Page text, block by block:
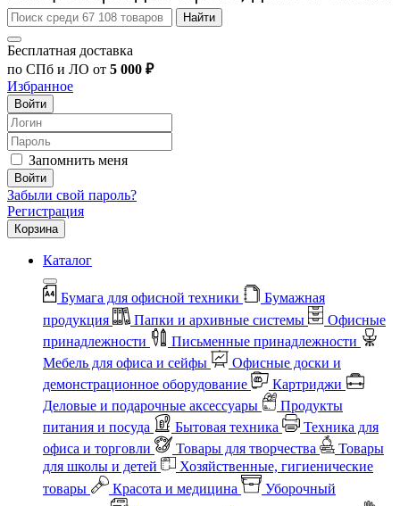
Найти
Бесплатная доставка
по СПб и ЛО от 5 000 ₽
Избранное
Войти
Запомнить меня
Войти
Забыли свой пароль?
Регистрация
Корзина
Каталог
Бумага для офисной техники
Бумажная
продукция
Папки и архивные системы
Офисные
принадлежности
Письменные принадлежности
Мебель для офиса и сейфы
Офисные доски и
демонстрационное оборудование
Картриджи
Деловые и подарочные аксессуары
Продукты
питания и посуда
Бытовая техника
Техника для
офиса и торговли
Товары для творчества
Товары
для школы и детей
Хозяйственные, гигиенические
товары
Красота и медицина
Уборочный